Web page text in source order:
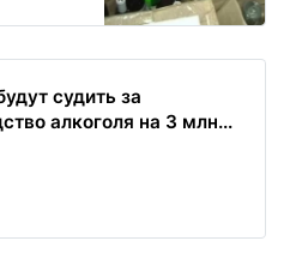
судить за
алкоголя на 3 млн...